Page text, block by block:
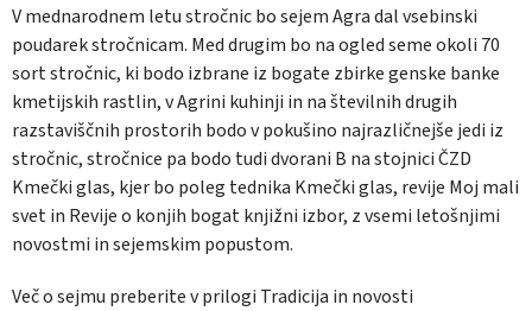
V mednarodnem letu stročnic bo sejem Agra dal vsebinski
poudarek stročnicam. Med drugim bo na ogled seme okoli 70
sort stročnic, ki bodo izbrane iz bogate zbirke genske banke
kmetijskih rastlin, v Agrini kuhinji in na številnih drugih
razstaviščnih prostorih bodo v pokušino najrazličnejše jedi iz
stročnic, stročnice pa bodo tudi dvorani B na stojnici ČZD
Kmečki glas, kjer bo poleg tednika Kmečki glas, revije Moj mali
svet in Revije o konjih bogat knjižni izbor, z vsemi letošnjimi
novostmi in sejemskim popustom.
Več o sejmu preberite v prilogi Tradicija in novosti